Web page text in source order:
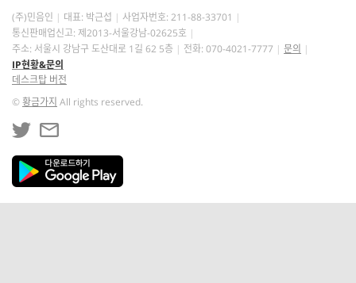
(주)민음인 대표: 박근섭 사업자번호: 211-88-33701
통신판매업신고: 제2013-서울강남-02625호
주소: 서울시 강남구 도산대로 1길 62 5층
전화: 070-4021-7777
문의
IP현황&문의
데스크탑 버전
©황금가지 All rights reserved.